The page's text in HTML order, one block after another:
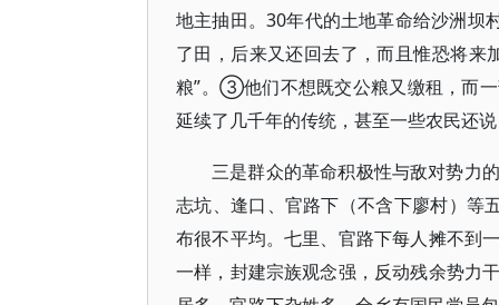
地主抽田。30年代的土地革命给沙洲坝
了田，后来又还回去了，而且惟恐将来
粮”。③他们不想既交公粮又缴租，而
延续了几千年的传统，甚至一些农民还
三是群众的革命积极性与敌对势力
志坑、逢口、官路下（不含下廖村）等
布很不平均。七里、官路下每人摊不到
一样，封建宗族观念强，反动残余势力